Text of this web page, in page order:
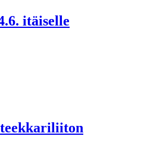
itäiselle